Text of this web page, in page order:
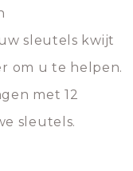
sleutels kwijt
om u te helpen.
met 12
sleutels.